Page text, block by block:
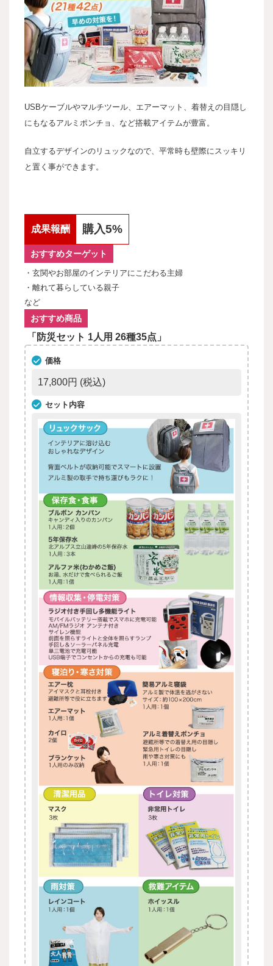
USBケーブルやマルチツール、エアーマット、着替えの目隠し
にもなるアルミポンチョ、など搭載アイテムが豊富。
自立するデザインのリュックなので、平常時も壁際にスッキリ
と置く事ができます。
成果報酬 購入5%
おすすめターゲット
・玄関やお部屋のインテリアにこだわる主婦
・離れて暮らしている親子
など
おすすめ商品
「防災セット 1人用 26種35点」
価格
17,800円 (税込)
セット内容